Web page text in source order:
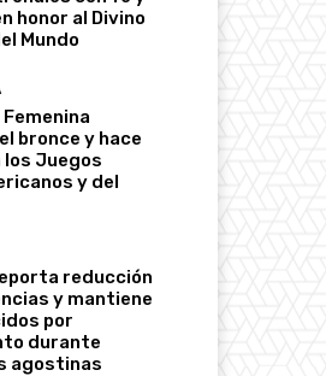
honor al Divino
Mundo
bronce y hace
Juegos
y del
reducción
y mantiene
por
durante
agostinas